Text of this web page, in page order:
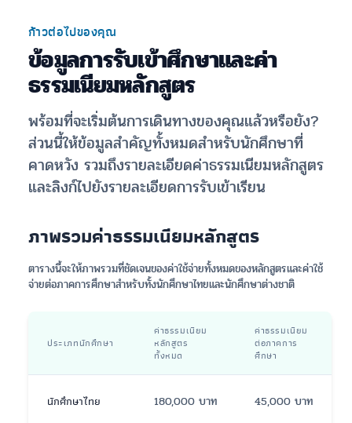
ก้าวต่อไปของคุณ
ข้อมูลการรับเข้าศึกษาและค่า
ธรรมเนียมหลักสูตร
พร้อมที่จะเริ่มต้นการเดินทางของคุณแล้วหรือยัง?
ส่วนนี้ให้ข้อมูลสำคัญทั้งหมดสำหรับนักศึกษาที่
คาดหวัง รวมถึงรายละเอียดค่าธรรมเนียมหลักสูตร
และลิงก์ไปยังรายละเอียดการรับเข้าเรียน
ภาพรวมค่าธรรมเนียมหลักสูตร
ตารางนี้จะให้ภาพรวมที่ชัดเจนของค่าใช้จ่ายทั้งหมดของหลักสูตรและค่าใช้
จ่ายต่อภาคการศึกษาสำหรับทั้งนักศึกษาไทยและนักศึกษาต่างชาติ
ประเภทนักศึกษา
ค่าธรรมเนียม
หลักสูตร
ทั้งหมด
ค่าธรรมเนียม
ต่อภาคการ
ศึกษา
นักศึกษาไทย 180,000 บาท 45,000 บาท